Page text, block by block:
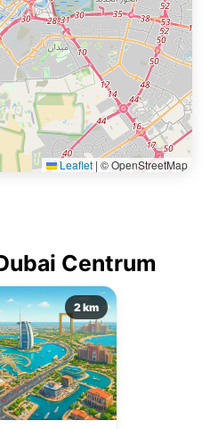
Leaflet | © OpenStreetMap
Centrum
2 km